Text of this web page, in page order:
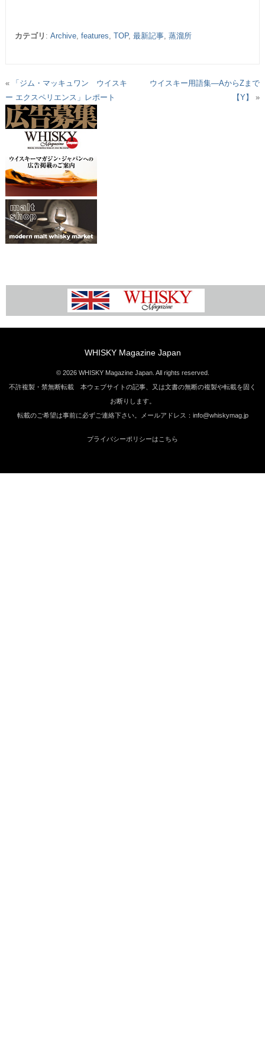
カテゴリ : Archive, features TOP, 最新記事, 蒸溜所
«
「ジム・マッキュワン ウイスキ
ー エクスペリエンス」レポート
ウイスキー用語集―AからZまで
【Y】
»
WHISKY Magazine Japan
© 2026 WHISKY Magazine Japan. All rights reserved.
不許複製・禁無断転載 本ウェブサイトの記事、又は文書の無断の複製や転載を固く
お断りします。
転載のご希望は事前に必ずご連絡下さい。メールアドレス：info@whiskymag.jp
プライバシーポリシーはこちら